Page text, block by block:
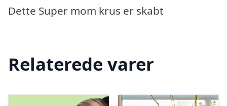
Dette Super mom krus er skabt
Relaterede varer